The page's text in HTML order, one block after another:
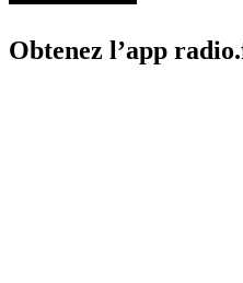
Obtenez l’app